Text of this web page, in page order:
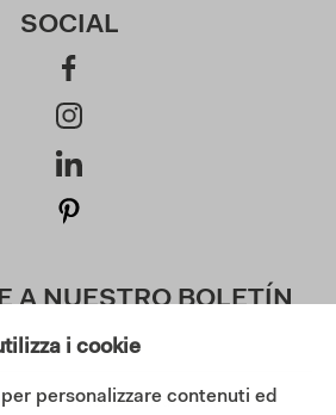
i cookie
personalizzare contenuti ed
SOCIAL
A NUESTRO BOLETÍN
a la Política de Privacidad (